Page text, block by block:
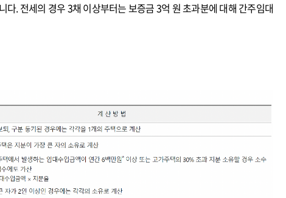
다. 전세의 경우 3채 이상부터는 보증금 3억 원 초과분에 대해 간주임대